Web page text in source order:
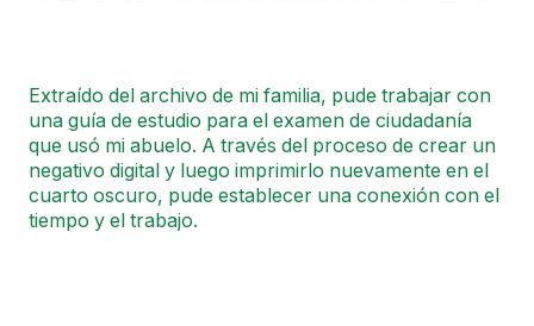
Extraído del archivo de mi familia, pude trabajar con
una guía de estudio para el examen de ciudadanía
que usó mi abuelo. A través del proceso de crear un
negativo digital y luego imprimirlo nuevamente en el
cuarto oscuro, pude establecer una conexión con el
tiempo y el trabajo.